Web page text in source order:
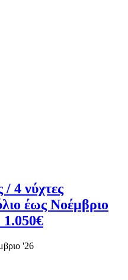
4 νύχτες
έως Νοέμβριο
1.050€
'26